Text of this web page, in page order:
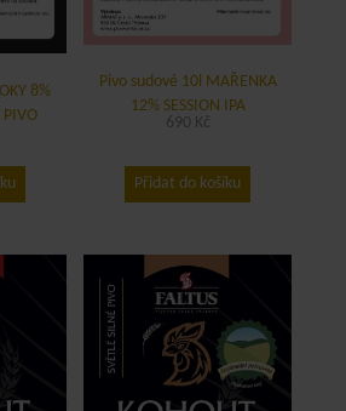
8%
PIVO
Pivo sudové 10l MAŘENKA
12% SESSION IPA
690 Kč
Přidat do košíku